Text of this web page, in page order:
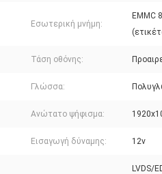
Εσωτερική μνήμη:
EMMC
Τάση οθόνης:
Γλώσσα:
Ανώτατο ψήφισμα:
Εισαγωγή δύναμης: 12v
LVDS/